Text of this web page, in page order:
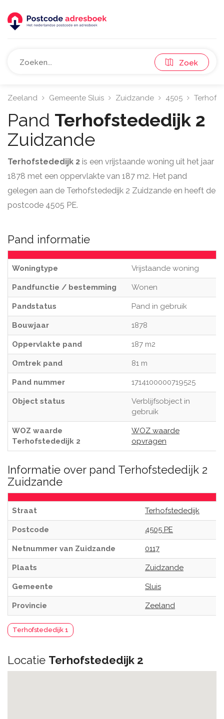
Zoek
Zeeland Gemeente Sluis Zuidzande 4505
Pand Terhofstededijk 2
Zuidzande
Terhofstededijk 2 is een vrijstaande woning uit het jaar
1878 met een oppervlakte van 187 m2. Het pand
gelegen aan de Terhofstededijk 2 Zuidzande en heeft de
postcode 4505 PE.
Pand informatie
Woningtype Vrijstaande woning
Pandfunctie / bestemming Wonen
Pandstatus Pand in gebruik
Bouwjaar 1878
Oppervlakte pand 187 m2
Omtrek pand 81 m
Pand nummer 1714100000719525
Object status
Verblijfsobject in
gebruik
WOZ waarde
Terhofstededijk 2
WOZ waarde
opvragen
Informatie over pand Terhofstededijk 2
Zuidzande
Straat Terhofstededijk
Postcode 4505 PE
Netnummer van Zuidzande 0117
Plaats Zuidzande
Gemeente Sluis
Provincie Zeeland
Terhofstededijk 1
Locatie Terhofstededijk 2